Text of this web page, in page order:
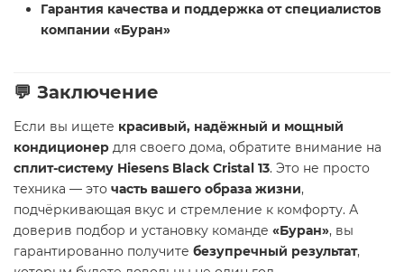
Гарантия качества и поддержка от специалистов
компании «Буран»
💬 Заключение
Если вы ищете красивый, надёжный и мощный
кондиционер для своего дома, обратите внимание на
сплит-систему Hiesens Black Cristal 13. Это не просто
техника — это часть вашего образа жизни,
подчёркивающая вкус и стремление к комфорту. А
доверив подбор и установку команде «Буран», вы
гарантированно получите безупречный результат,